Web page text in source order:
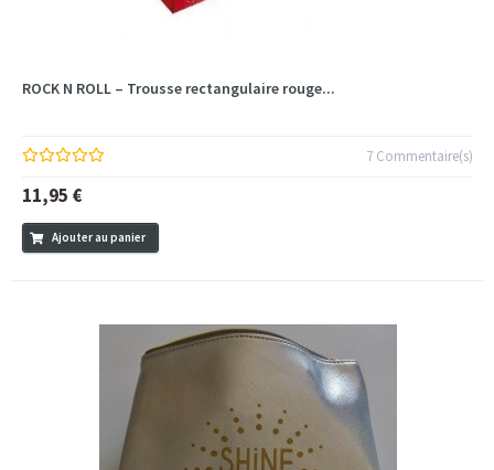
ROCK N ROLL – Trousse rectangulaire rouge...
7 Commentaire(s)
11,95 €
Ajouter au panier